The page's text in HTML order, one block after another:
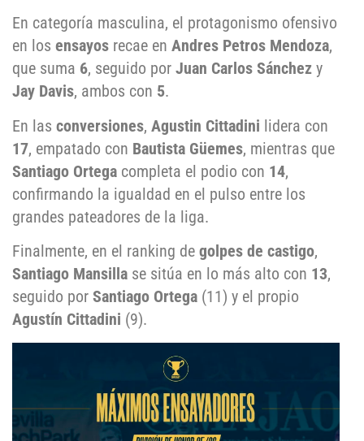
En categoría masculina, el protagonismo ofensivo
en los ensayos recae en Andres Petros Mendoza,
que suma 6, seguido por Juan Carlos Sánchez y
Jay Davis, ambos con 5.
En las conversiones, Agustin Cittadini lidera con
17, empatado con Bautista Güemes, mientras que
Santiago Ortega completa el podio con 14,
confirmando la igualdad en el pulso entre los
grandes pateadores de la liga.
Finalmente, en el ranking de golpes de castigo,
Santiago Mansilla se sitúa en lo más alto con 13,
seguido por Santiago Ortega (11) y el propio
Agustín Cittadini (9).